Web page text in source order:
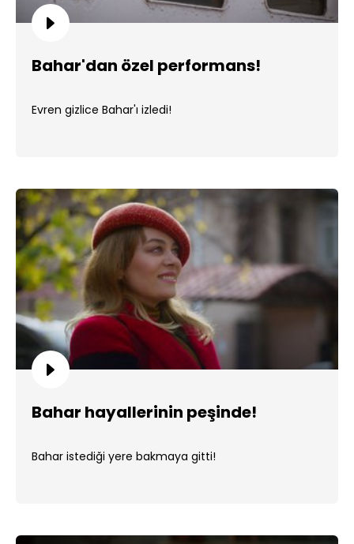
Bahar'dan özel performans!
Evren gizlice Bahar'ı izledi!
Bahar hayallerinin peşinde!
Bahar istediği yere bakmaya gitti!